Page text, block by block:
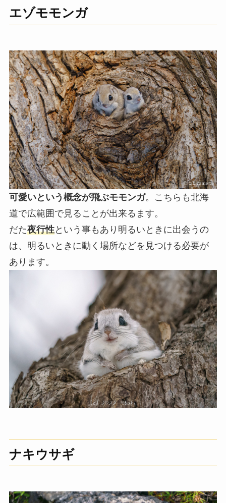
エゾモモンガ
可愛いという概念が飛ぶモモンガ。こちらも北海
道で広範囲で見ることが出来るます。
だた夜行性という事もあり明るいときに出会うの
は、明るいときに動く場所などを見つける必要が
あります。
ナキウサギ